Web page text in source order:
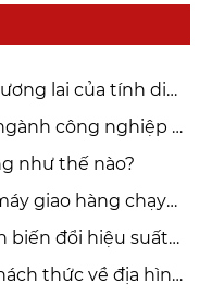
lai của tính di
công nghiệp di
như thế nào?
giao hàng chạy
cần đô thị?
biến đổi hiệu suất
thức về địa hình